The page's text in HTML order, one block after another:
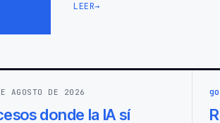
LEER→
AGOSTO DE 2026
donde la IA sí